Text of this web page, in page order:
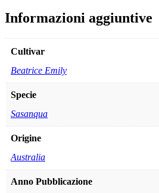
Informazioni aggiuntive
Cultivar
Beatrice Emily
Specie
Sasanqua
Origine
Australia
Anno Pubblicazione